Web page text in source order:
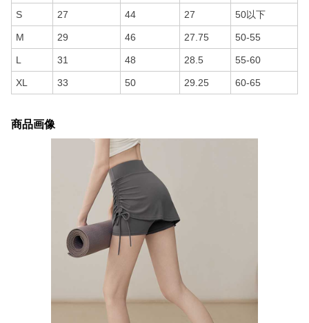
S 27 44 27 50以下
M 29 46 27.75 50-55
L 31 48 28.5 55-60
XL 33 50 29.25 60-65
商品画像